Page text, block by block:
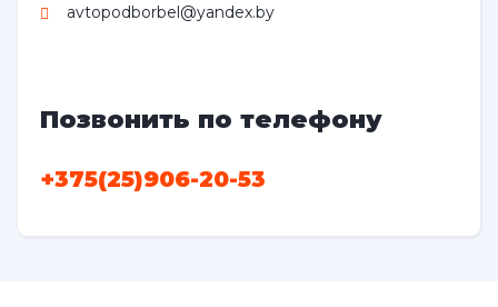
avtopodborbel@yandex.by
Позвонить по телефону
+375(25)906-20-53